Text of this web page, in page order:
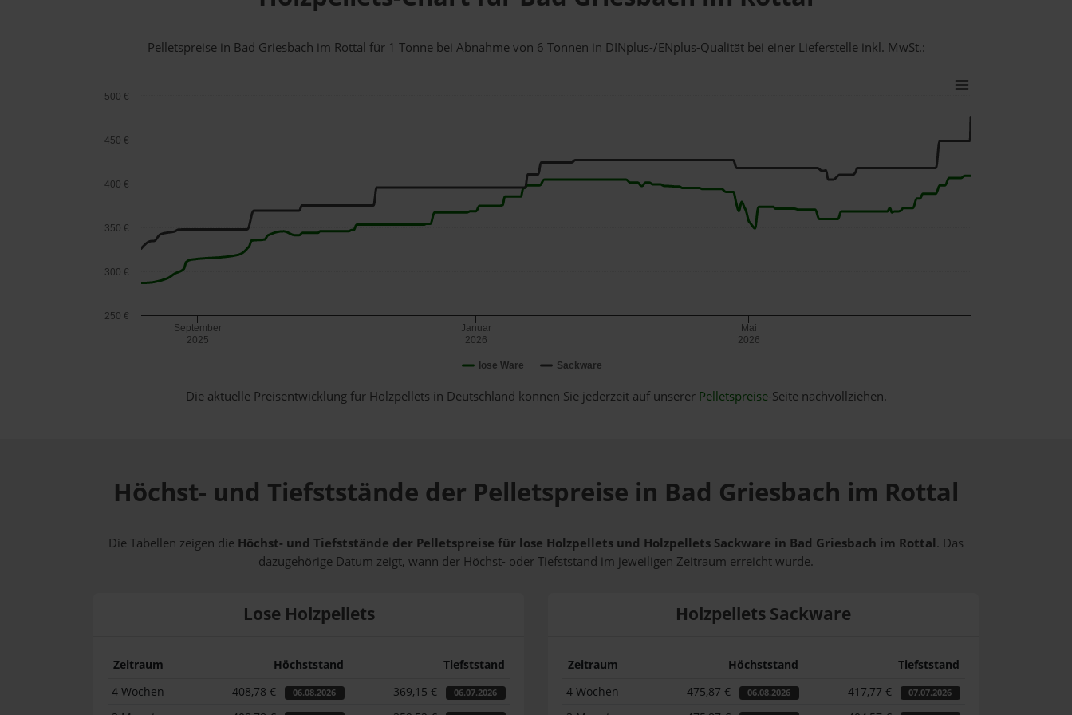
Pelletspreise in Bad Griesbach im Rottal für 1 Tonne bei Abnahmevon 6 Tonnen in DINplus-/ENplus-Qualität bei einer Lieferstelle inkl. MwSt.:
lose Ware Sackware
September
2025
Januar
2026
Mai
2026
250 €
300 €
350 €
400 €
450 €
500 €
Die aktuelle Preisentwicklung für Holzpellets in Deutschland können Sie jederzeit auf unserer Pelletspreise-Seite nachvollziehen.
Höchst- und Tiefststände der Pelletspreise in Bad Griesbach im Rottal
Die Tabellen zeigen die Höchst- und Tiefststände der Pelletspreise für lose Holzpellets und Holzpellets Sackware in Bad Griesbach im Rottal. Das
dazugehörige Datum zeigt, wann der Höchst- oder Tiefststand im jeweiligen Zeitraum erreicht wurde.
Lose Holzpellets
Zeitraum Höchststand
Tiefststand
4 Wochen
408,78 € 06.08.2026 369,15 € 06.07.2026
Holzpellets Sackware
Zeitraum Höchststand
Tiefststand
4 Wochen
475,87 € 06.08.2026 417,77 € 07.07.2026